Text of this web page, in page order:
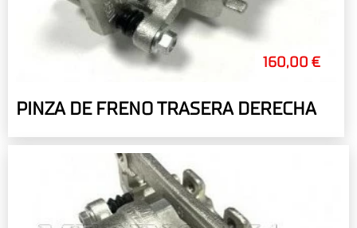
160,00 €
PINZA DE FRENO TRASERA DERECHA